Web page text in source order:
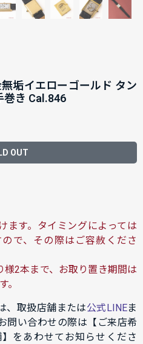
垢イエローゴールド タン
巻き Cal.846
OUT
ます。タイミングによっては
で、その際はご容赦くださ
2本まで、お取り置き期間は
。
、取扱店舗または公式LINEま
問い合わせの際は【ご来店希
をあわせてお知らせくださ